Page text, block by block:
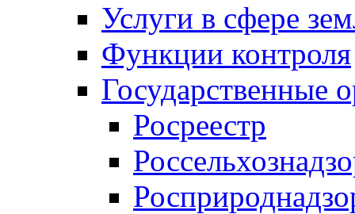
Услуги в сфере
Функции контроля
Государственные
Росреестр